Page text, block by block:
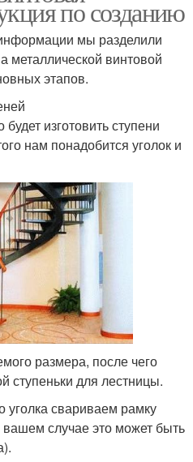
по созданию
мы разделили
металлической винтовой
этапов.
изготовить ступени
нам понадобится уголок и
размера, после чего
ступеньки для лестницы.
уголка свариваем рамку
случае это может быть